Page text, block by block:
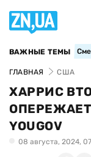
ВАЖНЫЕ ТЕМЫ
ГЛАВНАЯ США
ХАРРИС
YOUGOV
08 августа, 2024,